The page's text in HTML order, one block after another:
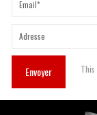
Envoyer